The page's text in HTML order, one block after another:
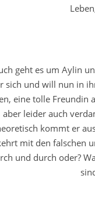
geht es um Aylin
sich und will nun in
eine tolle Freundin
aber leider auch
kommt er
mit den falschen
und durch oder?